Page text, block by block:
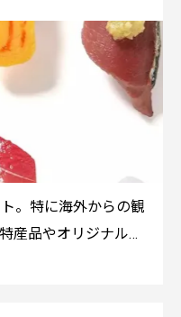
。特に海外からの観
産品やオリジナルメ
か？商品情報●商品